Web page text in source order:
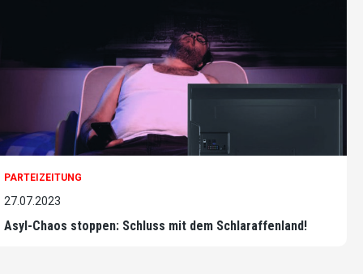
PARTEIZEITUNG
27.07.2023
Asyl-Chaos stoppen: Schluss mit dem Schlaraffenland!